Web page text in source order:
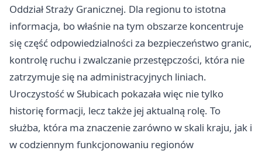
Oddział Straży Granicznej. Dla regionu to istotna
informacja, bo właśnie na tym obszarze koncentruje
się część odpowiedzialności za bezpieczeństwo granic,
kontrolę ruchu i zwalczanie przestępczości, która nie
zatrzymuje się na administracyjnych liniach.
Uroczystość w Słubicach pokazała więc nie tylko
historię formacji, lecz także jej aktualną rolę. To
służba, która ma znaczenie zarówno w skali kraju, jak i
w codziennym funkcjonowaniu regionów